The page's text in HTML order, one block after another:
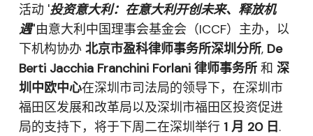
活动 '投资意大利：在意大利开创未来、释放机
遇"由意大利中国理事会基金会（ICCF）主办，以
下机构协办 北京市盈科律师事务所深圳分所, De
Berti Jacchia Franchini Forlani 律师事务所和 深
圳中欧中心在深圳市司法局的领导下，在深圳市
福田区发展和改革局以及深圳市福田区投资促进
局的支持下，将于下周二在深圳举行 1 月 20 日 .